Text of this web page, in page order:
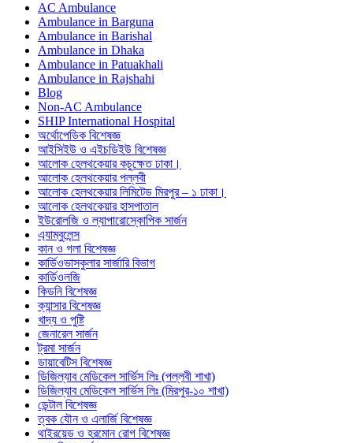
AC Ambulance
Ambulance in Barguna
Ambulance in Barishal
Ambulance in Dhaka
Ambulance in Patuakhali
Ambulance in Rajshahi
Blog
Non-AC Ambulance
SHIP International Hospital
অর্থোপেডিক বিশেষজ্ঞ
আইসিইউ ও এইচডিইউ বিশেষজ্ঞ
আলোক হেলথকেয়ার কচুক্ষেত ঢাকা।
আলোক হেলথকেয়ার পল্লবী
আলোক হেলথকেয়ার লিমিটেড মিরপুর – ১ ঢাকা।
আলোক হেলথকেয়ার হাসপাতাল
ইউরোলজি ও ল্যাপারোস্কোপিক সার্জন
এ্যাম্বুলেন্স
কান ও গলা বিশেষজ্ঞ
কার্ডিওভাসকুলার সার্জারি বিভাগ
কার্ডিওলজি
কিডনি বিশেষজ্ঞ
ক্যান্সার বিশেষজ্ঞ
খাদ্য ও পুষ্টি
জেনারেল সার্জন
ট্রমা সার্জন
ডায়াবেটিস বিশেষজ্ঞ
ডিজিল্যাব মেডিকেল সার্ভিস লিঃ (পল্লবী শাখা)
ডিজিল্যাব মেডিকেল সার্ভিস লিঃ (মিরপুর-১০ শাখা)
ডেন্টাল বিশেষজ্ঞ
ত্বক যৌন ও এলার্জি বিশেষজ্ঞ
থাইরয়েড ও হরমোন রোগ বিশেষজ্ঞ